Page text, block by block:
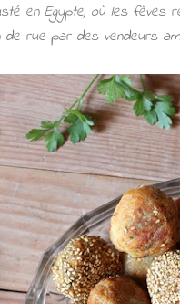
en Egypte, où les fèves
rue par des vendeurs